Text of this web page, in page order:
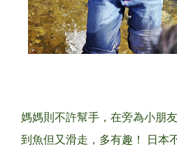
媽媽則不許幫手，在旁為小朋
到魚但又滑走，多有趣！ 日本